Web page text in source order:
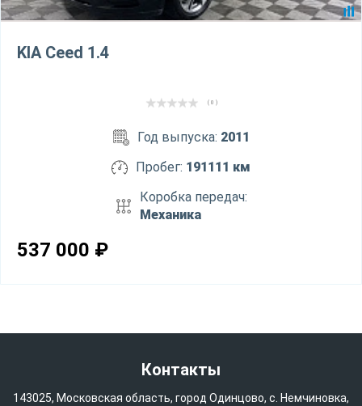
KIA Ceed 1.4
( 0 )
Год выпуска: 2011
Пробег: 191111 км
Коробка передач:
Механика
537 000 ₽
Контакты
143025, Московская область, город Одинцово, с. Немчиновка,